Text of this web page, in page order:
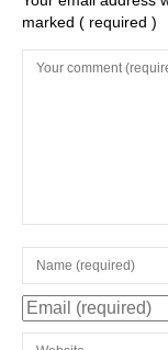
marked ( required )